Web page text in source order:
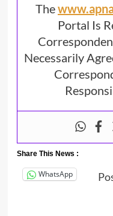
The
Portal Is
Necessarily
Share This News :
WhatsApp